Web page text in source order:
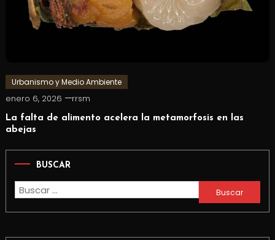
Urbanismo y Medio Ambiente
enero 6, 2026 rrsm
La falta de alimento acelera la metamorfosis en las
abejas
BUSCAR
Buscar: